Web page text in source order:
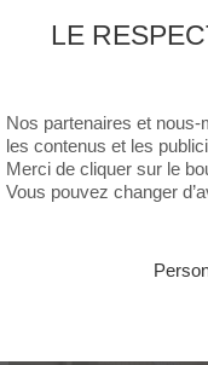
NEW
LE
Nos partenaires et
les contenus et les
Merci de cliquer sur le
Vous pouvez changer